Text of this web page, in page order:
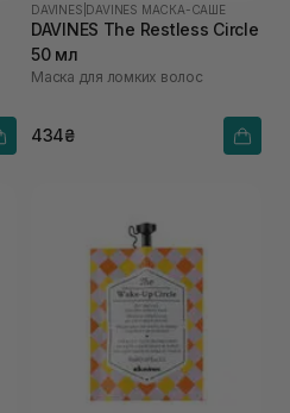
DAVINES DAVINES МАСКА-САШЕ
DAVINES The Restless Circle
50 мл
Маска для ломких волос
434₴